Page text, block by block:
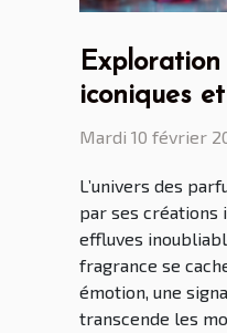
iconiques
facettes
Mardi 10 février
L’univers des
par ses créations
effluves
fragrance se
émotion, une
transcende les